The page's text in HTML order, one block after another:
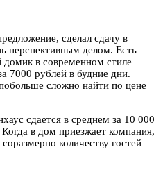
сделал сдачу в
перспективным делом. Есть
в современном стиле
7000 рублей в будние дни.
сложно найти по цене
сдается в среднем за 10 000
Когда в дом приезжает компания,
количеству гостей —